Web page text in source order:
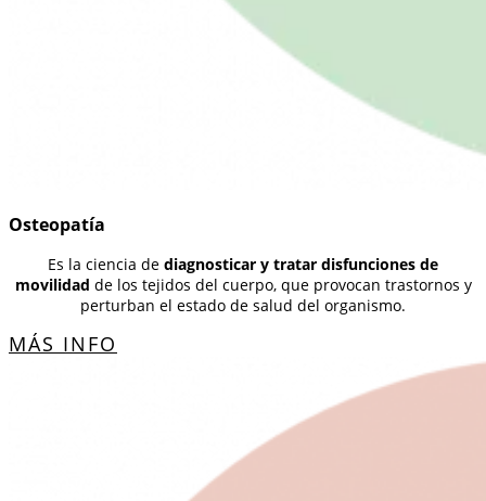
Osteopatía
Es la ciencia de diagnosticar y tratar disfunciones de
movilidad de los tejidos del cuerpo, que provocan trastornos y
perturban el estado de salud del organismo.
MÁS INFO